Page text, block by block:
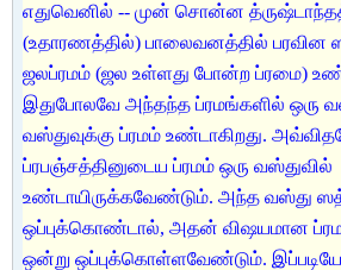
எதுவெனில் -- முன் சொன்ன
(உதாரணத்தில்) பாலைவனத்தில் பரவின
ஜலப்ரமம் (ஜல உள்ளது போன்ற ப்ரமை)
இதுபோலவே அந்தந்த ப்ரமங்களில் ஒரு
வஸ்துவுக்கு ப்ரமம் உண்டாகிறது.
ப்ரபஞ்சத்தினுடைய ப்ரமம் ஒரு வஸ்துவில்
உண்டாயிருக்கவேண்டும். அந்த வஸ்து
ஒப்புக்கொண்டால், அதன் விஷயமான
ஒன்று ஒப்புக்கொள்ளவேண்டும்.